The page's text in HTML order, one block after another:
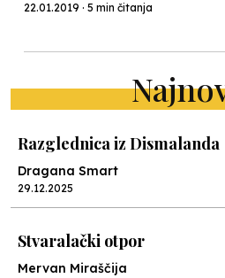
22.01.2019 · 5 min čitanja
Razglednica iz Dismalanda
Dragana Smart
29.12.2025
Stvaralački otpor
Mervan Miraščija